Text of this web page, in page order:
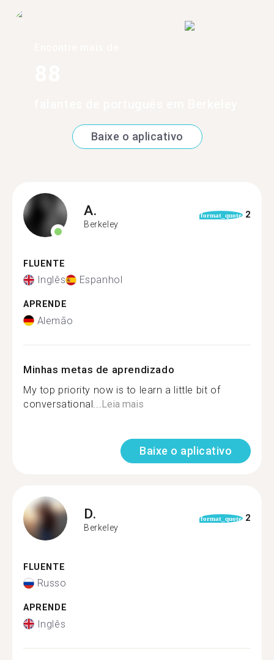
Baixe o aplicativo
A.
Berkeley
format_quote 2
FLUENTE
Inglês Espanhol
APRENDE
Alemão
Minhas metas de aprendizado
My top priority now is to learn a little bit of
conversational... Leia mais
Baixe o aplicativo
D.
Berkeley
format_quote 2
FLUENTE
Russo
APRENDE
Inglês